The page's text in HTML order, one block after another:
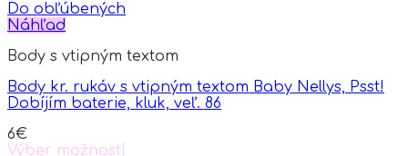
Do obľúbených
Náhľad
Body s vtipným textom
Body kr. rukáv s vtipným textom Baby Nellys, Psst!
Dobíjím baterie, kluk, veľ. 86
6€
Výber možností